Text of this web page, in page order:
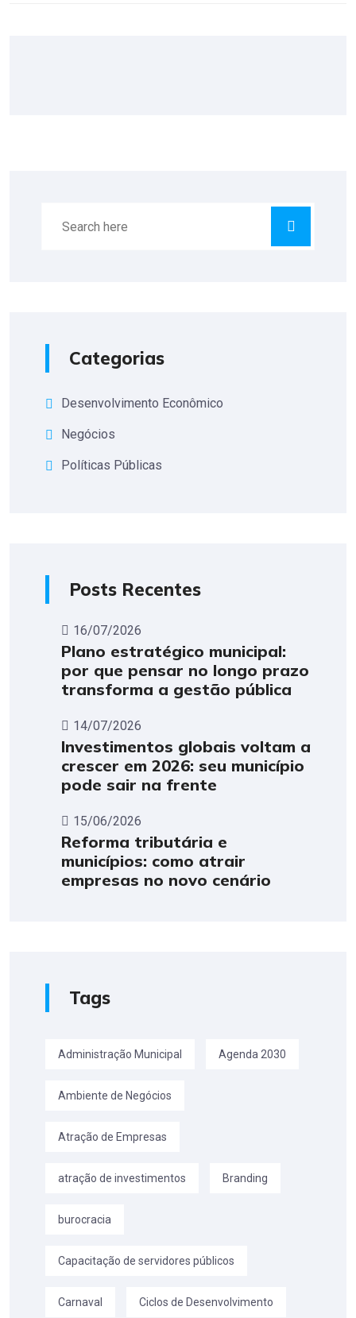
Categorias
Desenvolvimento Econômico
Negócios
Políticas Públicas
Posts Recentes
16/07/2026
Plano estratégico municipal:
por que pensar no longo prazo
transforma a gestão pública
14/07/2026
Investimentos globais voltam a
crescer em 2026: seu município
pode sair na frente
15/06/2026
Reforma tributária e
municípios: como atrair
empresas no novo cenário
Tags
Administração Municipal Agenda 2030
Ambiente de Negócios
Atração de Empresas
atração de investimentos Branding
burocracia
Capacitação de servidores públicos
Carnaval Ciclos de Desenvolvimento